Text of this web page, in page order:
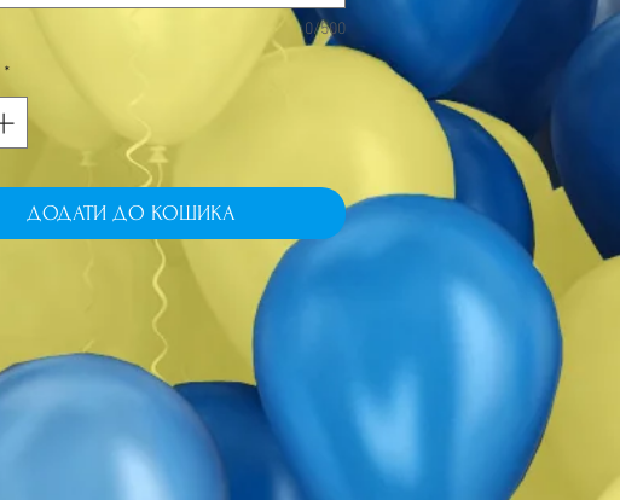
0/500
*
ДОДАТИ ДО КОШИКА